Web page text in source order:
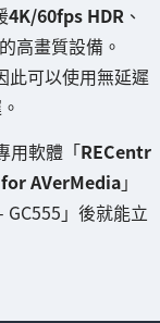
4K/60fps HDR 、
高畫質設備。
此可以使用無延遲
用軟體「RECentr
AVerMedia」
」後就能立